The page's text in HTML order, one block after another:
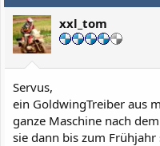
xxl_tom
Servus,
ein GoldwingTreiber aus
ganze Maschine nach
sie dann bis zum Frühjahr